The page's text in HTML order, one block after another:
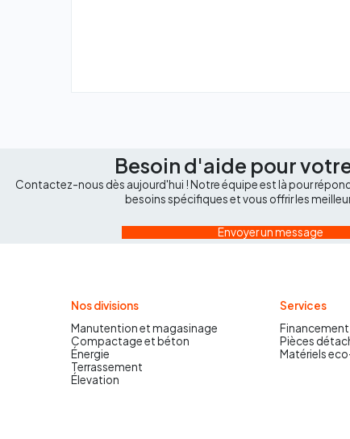
Besoin d'aide pour
Contactez-nous dès aujourd'hui ! Notre équipe est là pour
besoins spécifiques et vous offrir les
Envoyer un message
Nos divisions
Manutention et magasinage
Compactage et béton
Énergie
Terrassement
Élevation
Services
Financement
Pièces
Matériels